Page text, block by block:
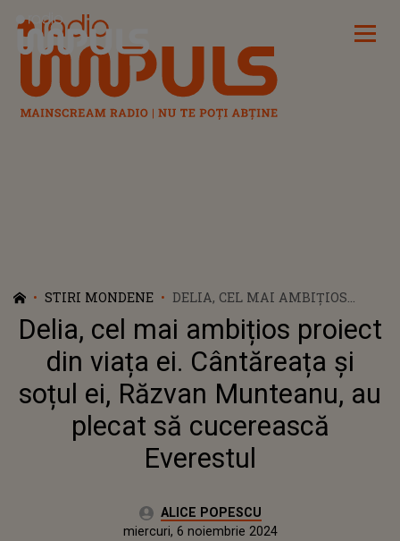
Radio Impuls
STIRI MONDENE
DELIA, CEL MAI AMBIȚIOS
PROIECT DIN VIAȚA EI.
CÂNTĂREAȚA ȘI SOȚUL EI,
RĂZVAN MUNTEANU, AU
PLECAT SĂ CUCEREASCĂ
EVERESTUL
Delia, cel mai ambițios proiect
din viața ei. Cântăreața și
soțul ei, Răzvan Munteanu, au
plecat să cucerească
Everestul
Autor:ALICE POPESCU
luni, 6 noiembrie 2023Actualizat:
miercuri, 6 noiembrie 2024